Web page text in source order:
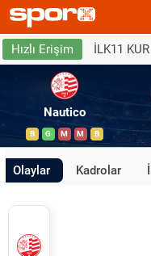
Hızlı Erişim İLK11 KUR
Nautico
B G M M B
Olaylar Kadrolar